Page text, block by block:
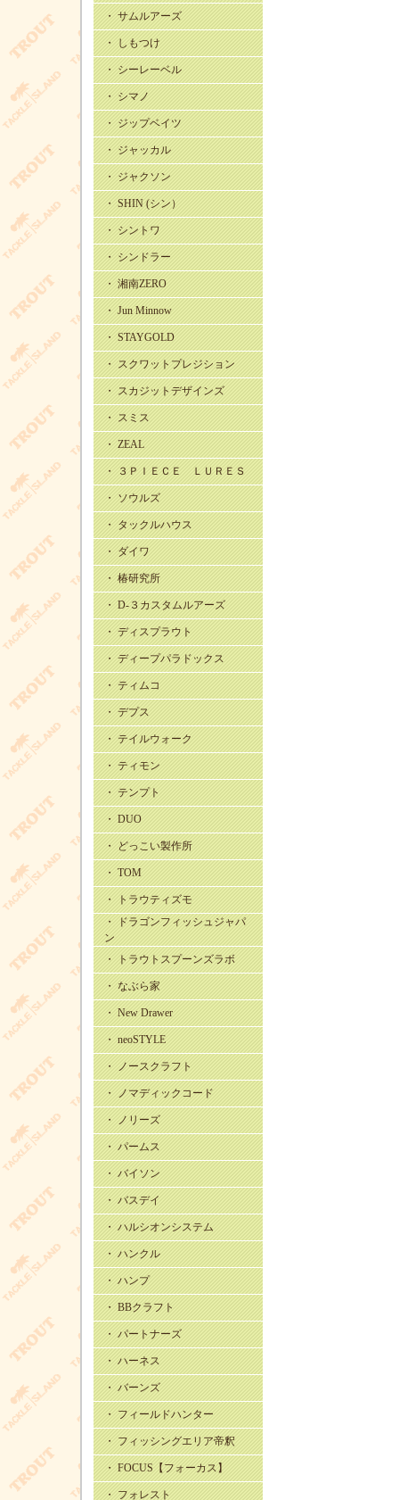
・ サムルアーズ
・ しもつけ
・ シーレーベル
・ シマノ
・ ジップベイツ
・ ジャッカル
・ ジャクソン
・ SHIN (シン）
・ シントワ
・ シンドラー
・ 湘南ZERO
・ Jun Minnow
・ STAYGOLD
・ スクワットプレジション
・ スカジットデザインズ
・ スミス
・ ZEAL
・ ３ＰＩＥＣＥ ＬＵＲＥＳ
・ ソウルズ
・ タックルハウス
・ ダイワ
・ 椿研究所
・ D-３カスタムルアーズ
・ ディスプラウト
・ ディープパラドックス
・ ティムコ
・ デプス
・ テイルウォーク
・ ティモン
・ テンプト
・ DUO
・ どっこい製作所
・ TOM
・ トラウティズモ
・ ドラゴンフィッシュジャパ
ン
・ トラウトスプーンズラボ
・ なぶら家
・ New Drawer
・ neoSTYLE
・ ノースクラフト
・ ノマディックコード
・ ノリーズ
・ パームス
・ バイソン
・ バスデイ
・ ハルシオンシステム
・ ハンクル
・ ハンプ
・ BBクラフト
・ パートナーズ
・ ハーネス
・ バーンズ
・ フィールドハンター
・ フィッシングエリア帝釈
・ FOCUS【フォーカス】
・ フォレスト